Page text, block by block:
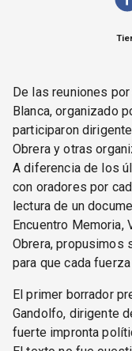
De las reuniones
Blanca, organizado
participaron
Obrera y otras
A diferencia de los
con oradores por
lectura de un
Encuentro
Obrera, propusimos
para que cada
El primer borrador
Gandolfo, dirigente
fuerte impronta